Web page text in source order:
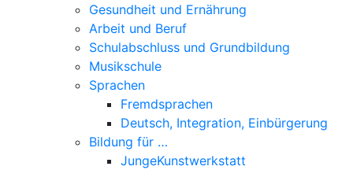
Gesundheit und Ernährung
Arbeit und Beruf
Schulabschluss und Grundbildung
Musikschule
Sprachen
Fremdsprachen
Deutsch, Integration, Einbürgerung
Bildung für …
JungeKunstwerkstatt